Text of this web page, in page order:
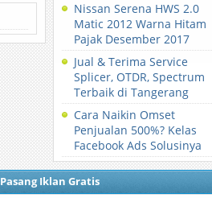
Nissan Serena HWS 2.0
Matic 2012 Warna Hitam
Pajak Desember 2017
Jual & Terima Service
Splicer, OTDR, Spectrum
Terbaik di Tangerang
Cara Naikin Omset
Penjualan 500%? Kelas
Facebook Ads Solusinya
Pasang Iklan Gratis